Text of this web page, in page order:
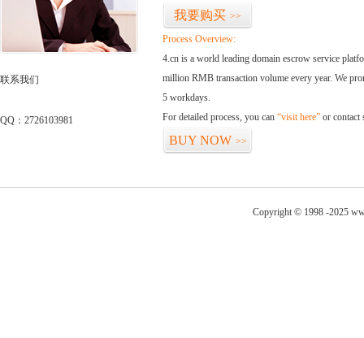
联系我们
QQ：2726103981
我要购买 >>
Process Overview:
4.cn is a world leading domain escrow service
million RMB transaction volume every year. We
5 workdays.
For detailed process, you can “visit here” or contact
BUY NOW >>
Copyright © 1998 -2025